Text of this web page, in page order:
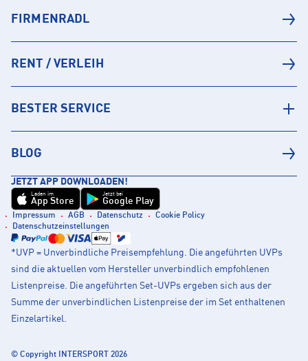
FIRMENRADL
RENT / VERLEIH
BESTER SERVICE
BLOG
JETZT APP DOWNLOADEN!
Laden im
App Store
Jetzt bei
Google Play
Impressum AGB Datenschutz
Cookie Policy
Datenschutzeinstellungen
*UVP = Unverbindliche Preisempfehlung. Die angeführten UVPs
sind die aktuellen vom Hersteller unverbindlich empfohlenen
Listenpreise. Die angeführten Set-UVPs ergeben sich aus der
Summe der unverbindlichen Listenpreise der im Set enthaltenen
Einzelartikel.
© Copyright INTERSPORT 2026